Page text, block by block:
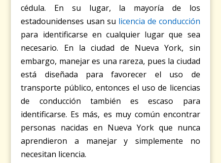
cédula. En su lugar, la mayoría de los
estadounidenses usan su licencia de conducción
para identificarse en cualquier lugar que sea
necesario. En la ciudad de Nueva York, sin
embargo, manejar es una rareza, pues la ciudad
está diseñada para favorecer el uso de
transporte público, entonces el uso de licencias
de conducción también es escaso para
identificarse. Es más, es muy común encontrar
personas nacidas en Nueva York que nunca
aprendieron a manejar y simplemente no
necesitan licencia.